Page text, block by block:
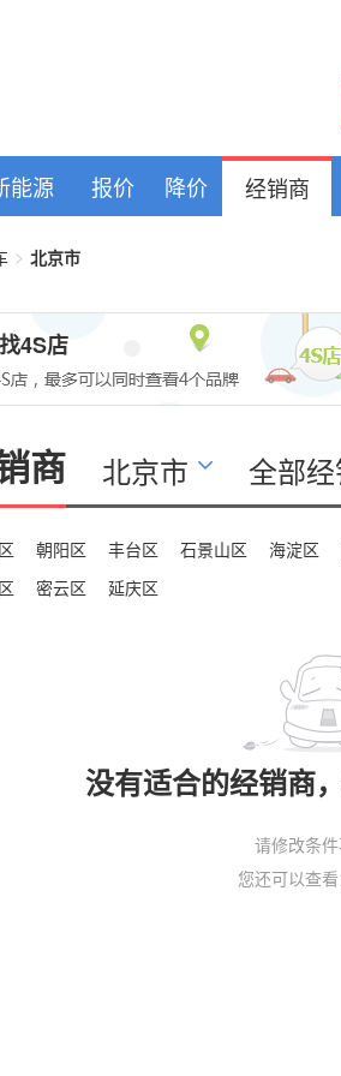
能源 报价 降价 经销商
> 北京市
4S店
商 北京市 全部
朝阳区 丰台区 石景山区 海淀区
密云区 延庆区
没有适合的经销商
请修改条
您还可以查看